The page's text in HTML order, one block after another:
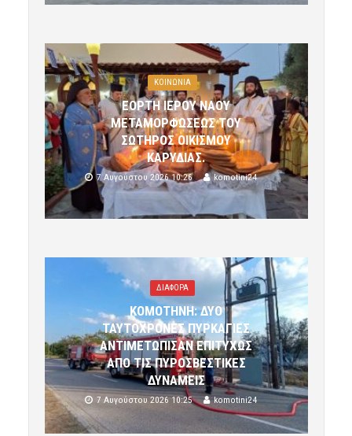
ΚΟΙΝΩΝΙΑ
ΕΟΡΤΗ ΙΕΡΟΥ ΝΑΟΥ
ΜΕΤΑΜΟΡΦΩΣΕΩΣ ΤΟΥ
ΣΩΤΗΡΟΣ ΟΙΚΙΣΜΟΥ
ΚΑΡΥΔΙΑΣ.
7 Αυγούστου 2026 10:26 komotini24
ΔΙΑΦΟΡΑ
ΚΟΜΟΤΗΝΗ: ΔΥΟ
ΤΑΥΤΟΧΡΟΝΕΣ ΠΥΡΚΑΓΙΕΣ
ΑΝΤΙΜΕΤΩΠΙΣΑΝ ΕΠΙΤΥΧΩΣ
ΑΠΟ ΤΙΣ ΠΥΡΟΣΒΕΣΤΙΚΕΣ
ΔΥΝΑΜΕΙΣ
7 Αυγούστου 2026 10:25 komotini24